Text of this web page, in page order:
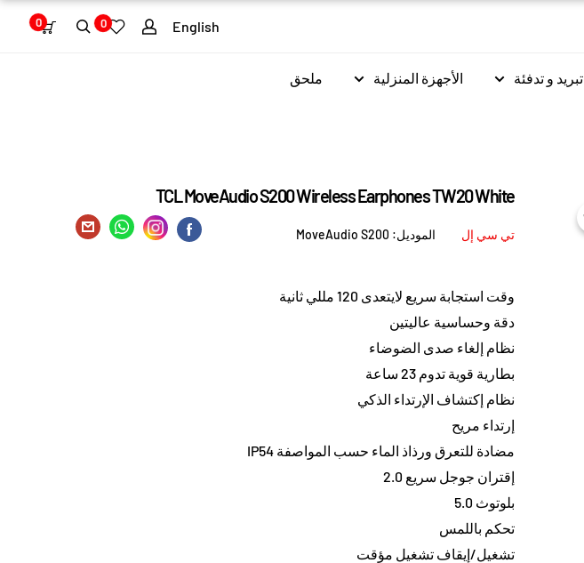
English
0
0
تبريد و تدفئة الأجهزة المنزلية ملحق
TCL MoveAudio S200 Wireless Earphones TW20 White
تي سي إل الموديل: MoveAudio S200
وقت استجابة سريع لايتعدى 120 مللي ثانية
دقة وحساسية عاليتين
نظام إلغاء صدى الضوضاء
بطارية قوية تدوم 23 ساعة
نظام إكتشاف الإرتداء الذكي
إرتداء مريح
مضادة للتعرق ورذاذ الماء حسب المواصفة IP54
إقتران جوجل سريع 2.0
بلوتوث 5.0
تحكم باللمس
تشغيل/إيقاف تشغيل مؤقت